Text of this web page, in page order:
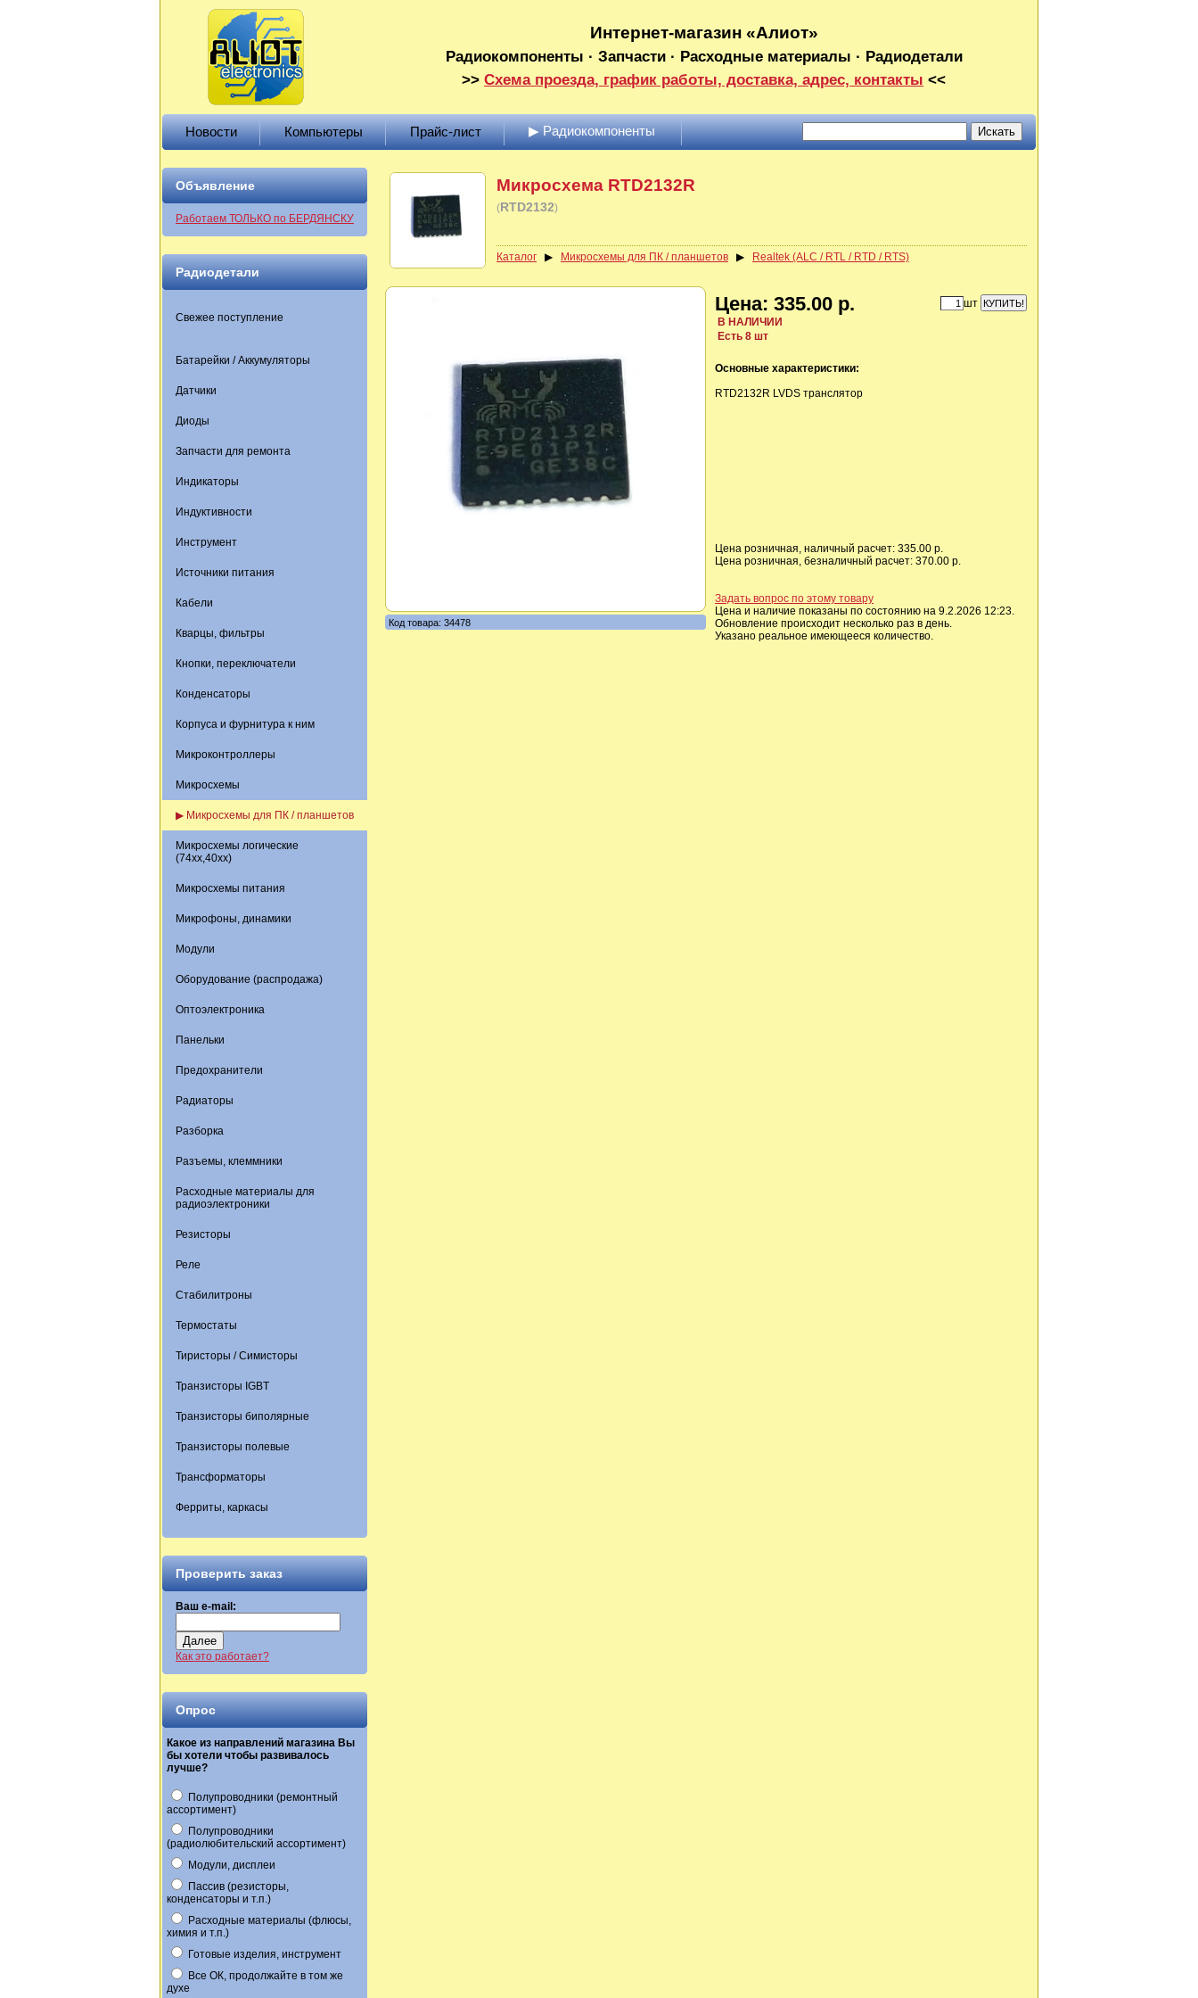
Интернет-магазин «Алиот»
Радиокомпоненты · Запчасти · Расходные материалы · Радиодетали
>> Схема проезда, график работы, доставка, адрес, контакты <<
Новости Компьютеры Прайс-лист ▶ Радиокомпоненты
Объявление
Работаем ТОЛЬКО по БЕРДЯНСКУ
Радиодетали
Свежее поступление
Батарейки / Аккумуляторы
Датчики
Диоды
Запчасти для ремонта
Индикаторы
Индуктивности
Инструмент
Источники питания
Кабели
Кварцы, фильтры
Кнопки, переключатели
Конденсаторы
Корпуса и фурнитура к ним
Микроконтроллеры
Микросхемы
▶ Микросхемы для ПК / планшетов
Микросхемы логические
(74xx,40xx)
Микросхемы питания
Микрофоны, динамики
Модули
Оборудование (распродажа)
Оптоэлектроника
Панельки
Предохранители
Радиаторы
Разборка
Разъемы, клеммники
Расходные материалы для
радиоэлектроники
Резисторы
Реле
Стабилитроны
Термостаты
Тиристоры / Симисторы
Транзисторы IGBT
Транзисторы биполярные
Транзисторы полевые
Трансформаторы
Ферриты, каркасы
Проверить заказ
Ваш e-mail:
Далее
Как это работает?
Опрос
Какое из направлений магазина Вы
бы хотели чтобы развивалось
лучше?
Полупроводники (ремонтный
ассортимент)
Полупроводники
(радиолюбительский ассортимент)
Модули, дисплеи
Пассив (резисторы,
конденсаторы и т.п.)
Расходные материалы (флюсы,
химия и т.п.)
Готовые изделия, инструмент
Все ОК, продолжайте в том же
духе
Микросхема RTD2132R
(RTD2132)
Каталог ▶ Микросхемы для ПК / планшетов ▶ Realtek (ALC / RTL / RTD / RTS)
Код товара: 34478
Цена: 335.00 р.
В НАЛИЧИИ
Есть 8 шт
шт
Основные характеристики:
RTD2132R LVDS транслятор
Цена розничная, наличный расчет: 335.00 р.
Цена розничная, безналичный расчет: 370.00 р.
Задать вопрос по этому товару
Цена и наличие показаны по состоянию на 9.2.2026 12:23.
Обновление происходит несколько раз в день.
Указано реальное имеющееся количество.